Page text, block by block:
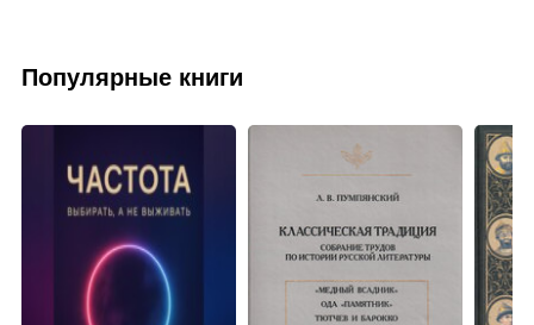
Популярные книги